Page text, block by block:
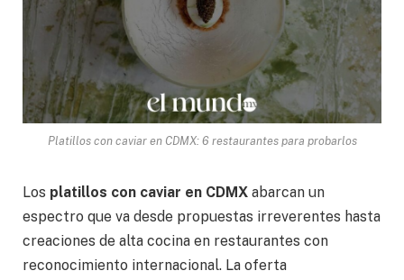
Platillos con caviar en CDMX: 6 restaurantes para probarlos
Los platillos con caviar en CDMX abarcan un
espectro que va desde propuestas irreverentes hasta
creaciones de alta cocina en restaurantes con
reconocimiento internacional. La oferta